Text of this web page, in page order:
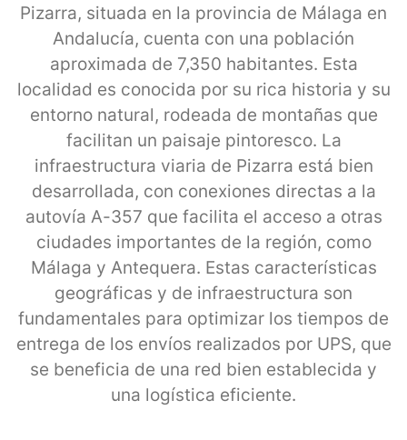
Pizarra, situada en la provincia de Málaga en
Andalucía, cuenta con una población
aproximada de 7,350 habitantes. Esta
localidad es conocida por su rica historia y su
entorno natural, rodeada de montañas que
facilitan un paisaje pintoresco. La
infraestructura viaria de Pizarra está bien
desarrollada, con conexiones directas a la
autovía A-357 que facilita el acceso a otras
ciudades importantes de la región, como
Málaga y Antequera. Estas características
geográficas y de infraestructura son
fundamentales para optimizar los tiempos de
entrega de los envíos realizados por UPS, que
se beneficia de una red bien establecida y
una logística eficiente.